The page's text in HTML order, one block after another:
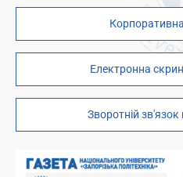
Студентам
Дитячо-юнацький науковий
Відокремлені структурні
Наукова бібліотека
Телефонний довідник
Інституційний репозиторій
Стипендії і гранти
ZP - QR code
Молодіжний хаб «FREETIME»
Платні послуги
Накази та розпорядження для
Електронна
Зворотній